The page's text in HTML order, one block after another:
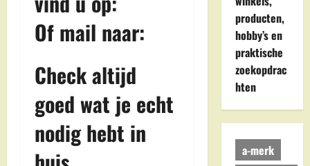
Of mail naar:
Check altijd
goed wat je echt
nodig hebt in
producten,
hobby’s en
praktische
zoekopdrac
hten
a-merk